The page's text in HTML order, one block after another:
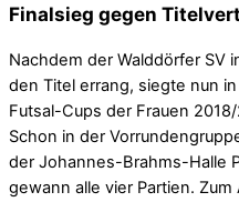
Finalsieg gegen
Nachdem der Walddörfer SV
den Titel errang, siegte nun
Futsal-Cups der Frauen
Schon in der
der Johannes-Brahms-Halle
gewann alle vier Partien.